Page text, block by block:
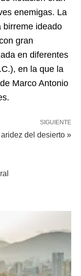
enemigas. La
birreme ideado
gran
en diferentes
en la que la
Marco Antonio
SIGUIENTE
del desierto »